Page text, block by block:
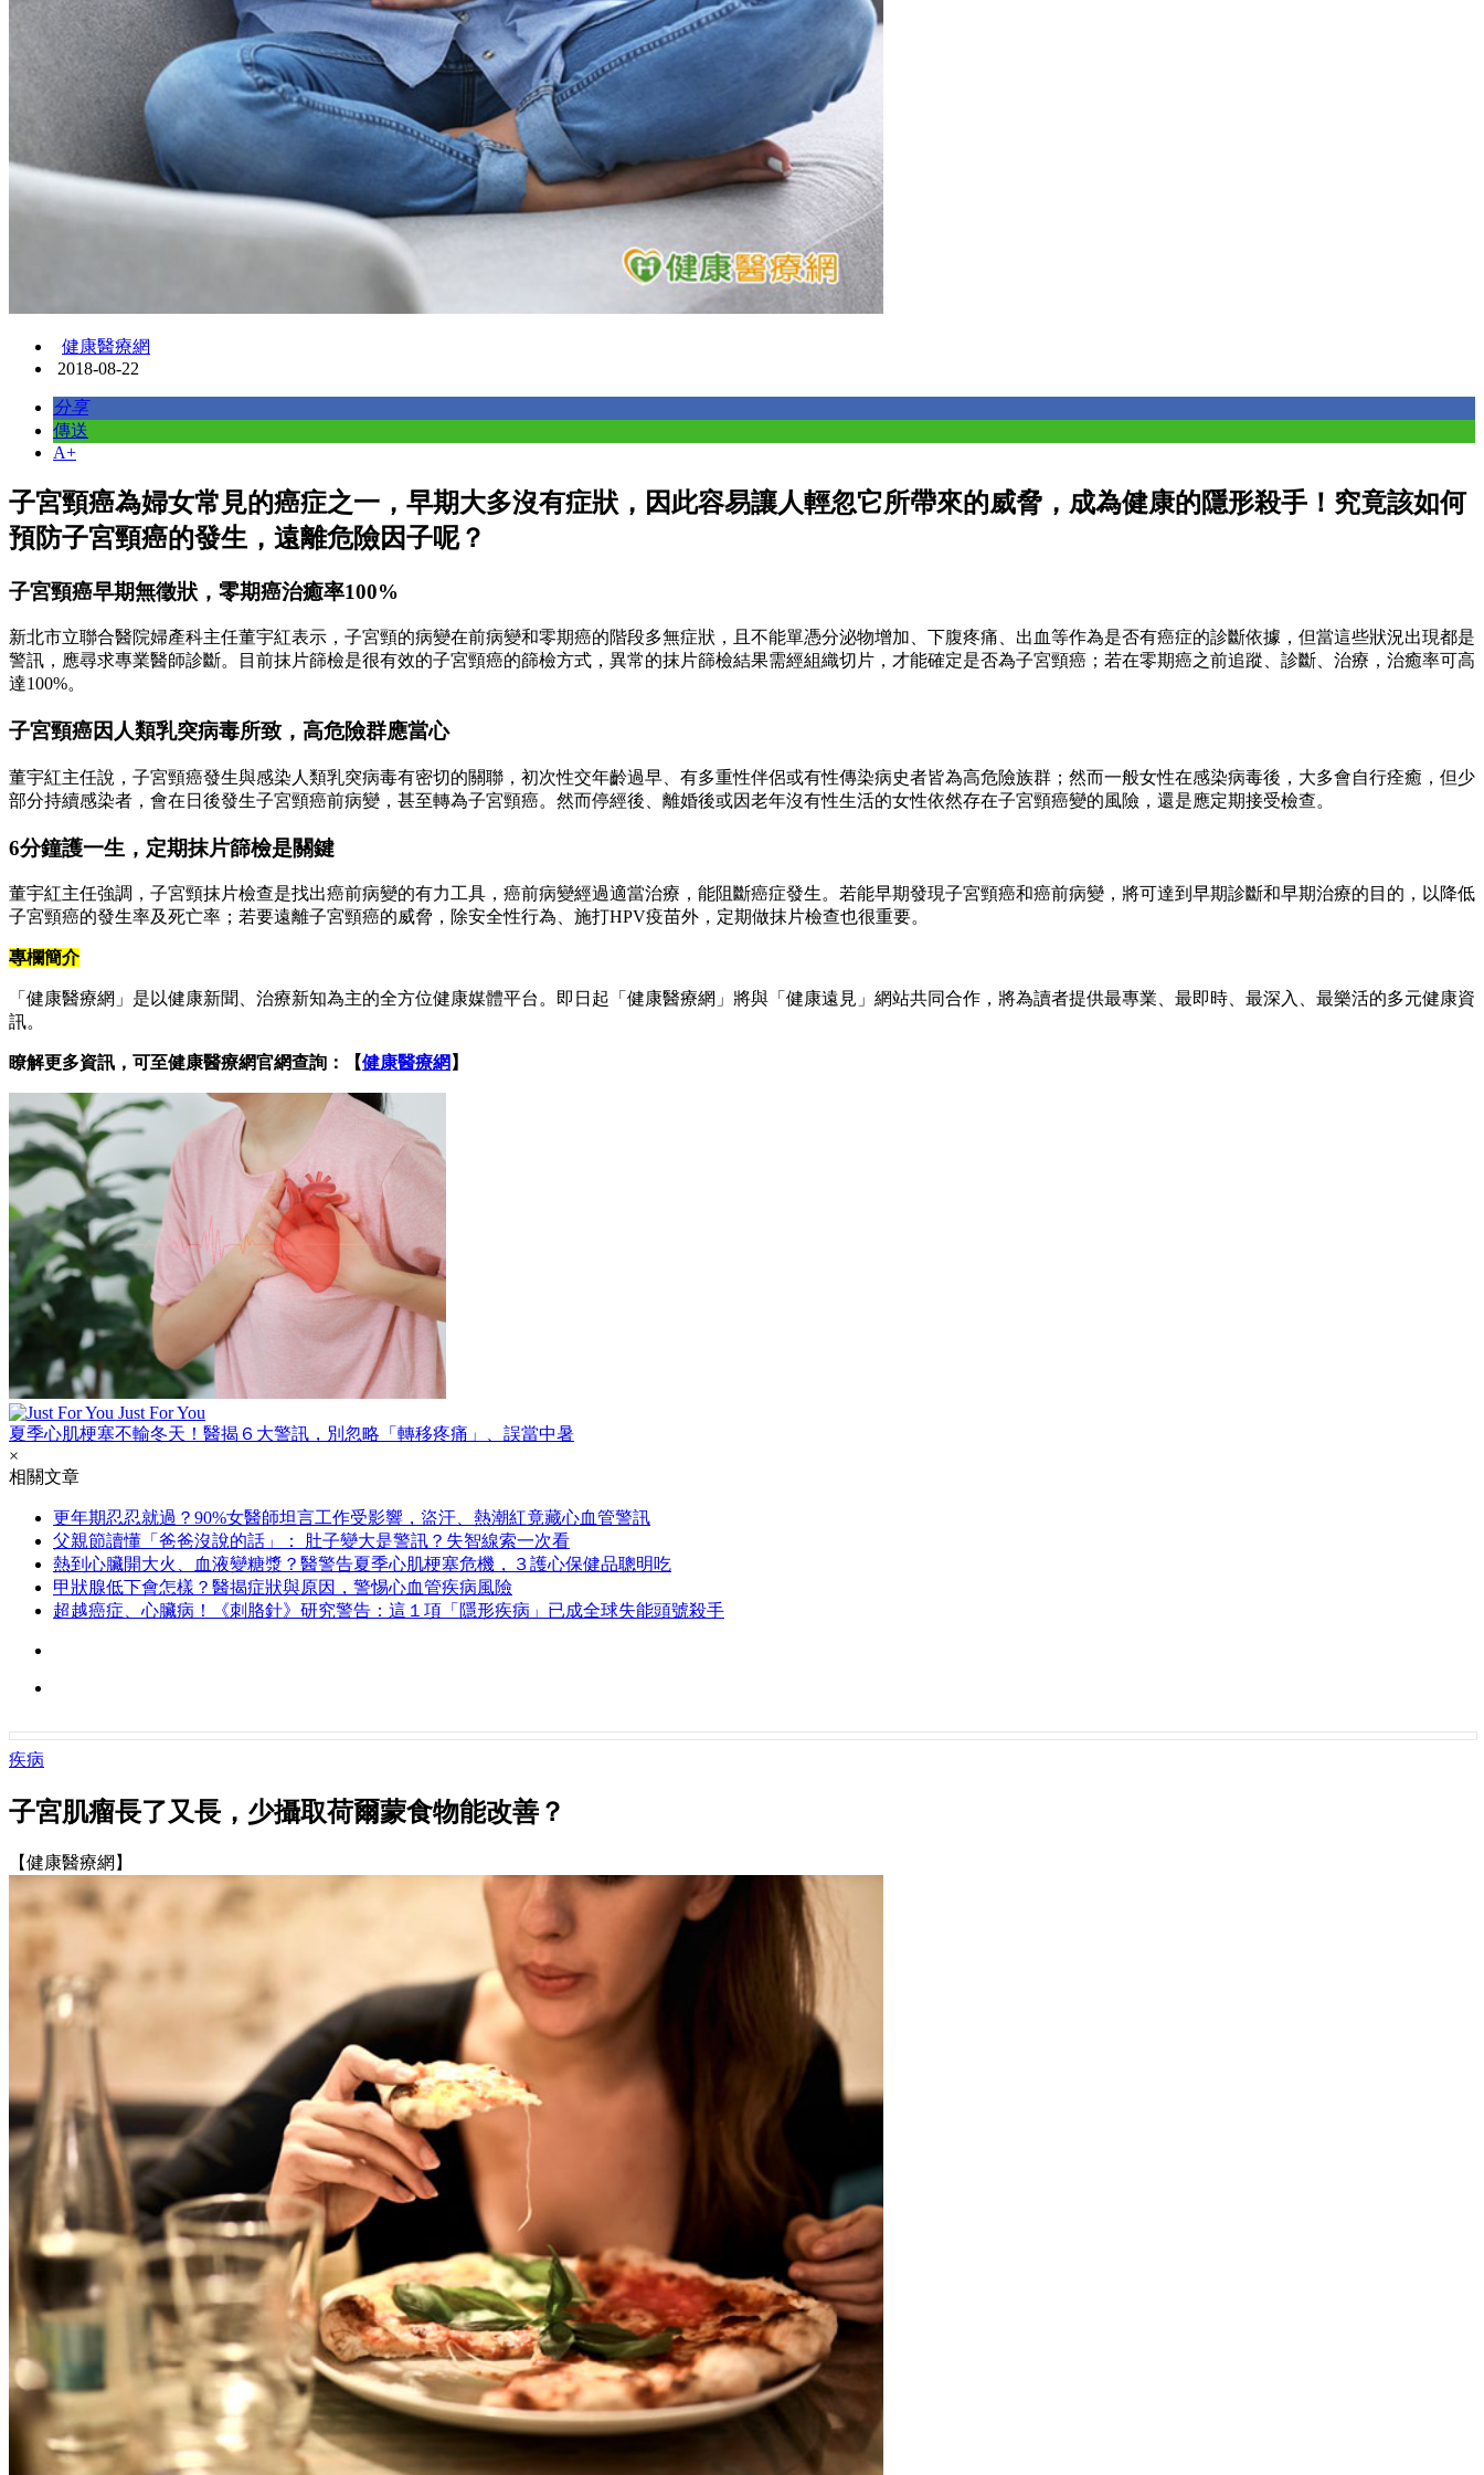
健康醫療網
2018-08-22
分享
傳送
A+
子宮頸癌為婦女常見的癌症之一，早期大多沒有症狀，因此容易讓人輕忽它所帶來的威脅，成為健康的隱形殺手！究竟該如何
預防子宮頸癌的發生，遠離危險因子呢？
子宮頸癌早期無徵狀，零期癌治癒率100%
新北市立聯合醫院婦產科主任董宇紅表示，子宮頸的病變在前病變和零期癌的階段多無症狀，且不能單憑分泌物增加、下腹疼痛、出血等作為是否有癌症的診斷依據，但當這些狀況出現都是
警訊，應尋求專業醫師診斷。目前抹片篩檢是很有效的子宮頸癌的篩檢方式，異常的抹片篩檢結果需經組織切片，才能確定是否為子宮頸癌；若在零期癌之前追蹤、診斷、治療，治癒率可高
達100%。
子宮頸癌因人類乳突病毒所致，高危險群應當心
董宇紅主任說，子宮頸癌發生與感染人類乳突病毒有密切的關聯，初次性交年齡過早、有多重性伴侶或有性傳染病史者皆為高危險族群；然而一般女性在感染病毒後，大多會自行痊癒，但少
部分持續感染者，會在日後發生子宮頸癌前病變，甚至轉為子宮頸癌。然而停經後、離婚後或因老年沒有性生活的女性依然存在子宮頸癌變的風險，還是應定期接受檢查。
6分鐘護一生，定期抹片篩檢是關鍵
董宇紅主任強調，子宮頸抹片檢查是找出癌前病變的有力工具，癌前病變經過適當治療，能阻斷癌症發生。若能早期發現子宮頸癌和癌前病變，將可達到早期診斷和早期治療的目的，以降低
子宮頸癌的發生率及死亡率；若要遠離子宮頸癌的威脅，除安全性行為、施打HPV疫苗外，定期做抹片檢查也很重要。
專欄簡介
「健康醫療網」是以健康新聞、治療新知為主的全方位健康媒體平台。即日起「健康醫療網」將與「健康遠見」網站共同合作，將為讀者提供最專業、最即時、最深入、最樂活的多元健康資
訊。
瞭解更多資訊，可至健康醫療網官網查詢：【健康醫療網 】
Just For You
夏季心肌梗塞不輸冬天！醫揭６大警訊，別忽略「轉移疼痛」、誤當中暑
×
相關文章
更年期忍忍就過？90%女醫師坦言工作受影響，盜汗、熱潮紅竟藏心血管警訊
父親節讀懂「爸爸沒說的話」： 肚子變大是警訊？失智線索一次看
熱到心臟開大火、血液變糖漿？醫警告夏季心肌梗塞危機，３護心保健品聰明吃
甲狀腺低下會怎樣？醫揭症狀與原因，警惕心血管疾病風險
超越癌症、心臟病！《刺胳針》研究警告：這１項「隱形疾病」已成全球失能頭號殺手
疾病
子宮肌瘤長了又長，少攝取荷爾蒙食物能改善？
【健康醫療網】